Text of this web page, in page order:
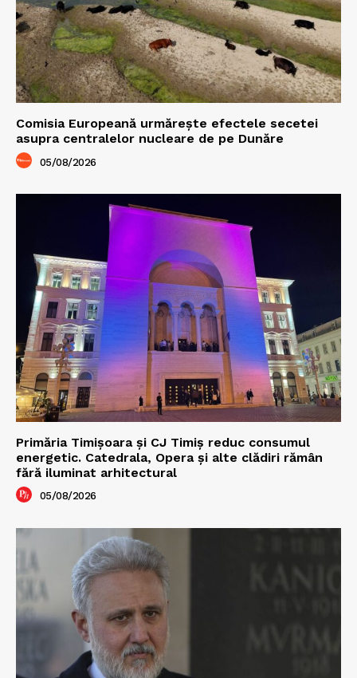
Comisia Europeană urmărește efectele secetei
asupra centralelor nucleare de pe Dunăre
05/08/2026
Primăria Timișoara şi CJ Timiș reduc consumul
energetic. Catedrala, Opera şi alte clădiri rămân
fără iluminat arhitectural
05/08/2026